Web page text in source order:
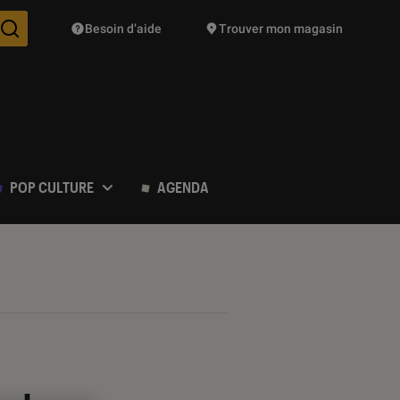
Des suggestions de produits vont vous être proposées
Besoin d’aide Trouver mon magasin
POP CULTURE AGENDA